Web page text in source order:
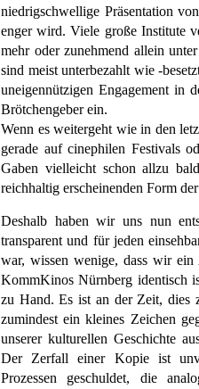
niedrigschwellige Präsentation
enger wird. Viele große Institute
mehr oder zunehmend allein
sind meist unterbezahlt wie -
uneigennützigen Engagement in
Brötchengeber ein.
Wenn es weitergeht wie in den
gerade auf cinephilen Festivals
Gaben vielleicht schon allzu
reichhaltig erscheinenden Form
Deshalb haben wir uns nun
transparent und für jeden
war, wissen wenige, dass wir
KommKinos Nürnberg identisch
zu Hand. Es ist an der Zeit, dies
zumindest ein kleines Zeichen
unserer kulturellen Geschichte
Der Zerfall einer Kopie ist
Prozessen geschuldet, die